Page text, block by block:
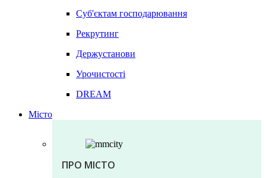
Суб'єктам господарювання
Рекрутинг
Держустанови
Урочистості
DREAM
Місто
ПРО МІСТО